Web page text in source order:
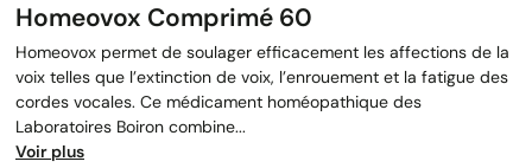
Homeovox Comprimé 60
Homeovox permet de soulager efficacement les affections de la
voix telles que l’extinction de voix, l’enrouement et la fatigue des
cordes vocales. Ce médicament homéopathique des
Laboratoires Boiron combine...
Voir plus